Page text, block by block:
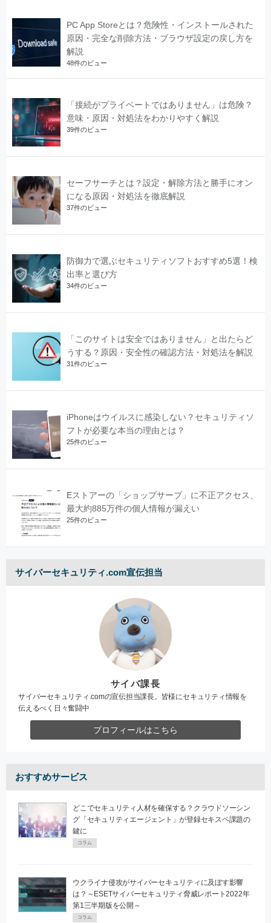
PC App Storeとは？危険性・インストールされた
原因・完全な削除方法・ブラウザ設定の戻し方を
解説
48件のビュー
「接続がプライベートではありません」は危険？
意味・原因・対処法をわかりやすく解説
39件のビュー
セーフサーチとは？設定・解除方法と勝手にオン
になる原因・対処法を徹底解説
37件のビュー
防御力で選ぶセキュリティソフトおすすめ5選！検
出率と選び方
34件のビュー
「このサイトは安全ではありません」と出たらど
うする？原因・安全性の確認方法・対処法を解説
31件のビュー
iPhoneはウイルスに感染しない？セキュリティソ
フトが必要な本当の理由とは？
25件のビュー
Eストアーの「ショップサーブ」に不正アクセス、
最大約885万件の個人情報が漏えい
25件のビュー
サイバーセキュリティ.com宣伝担当
サイバ課長
サイバーセキュリティ.comの宣伝担当課長。皆様にセキュリティ情報を
伝えるべく日々奮闘中
プロフィールはこちら
おすすめサービス
どこでセキュリティ人材を確保する？クラウドソーシン
グ「セキュリティエージェント」が登録セキスペ課題の
鍵に
コラム
ウクライナ侵攻がサイバーセキュリティに及ぼす影響
は？～ESETサイバーセキュリティ脅威レポート2022年
第1三半期版を公開～
コラム